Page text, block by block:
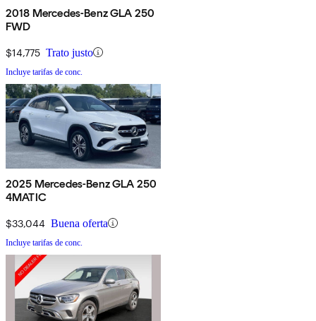
2018 Mercedes-Benz GLA 250
FWD
$14,775 Trato justo
Incluye tarifas de conc.
2025 Mercedes-Benz GLA 250
4MATIC
$33,044 Buena oferta
Incluye tarifas de conc.